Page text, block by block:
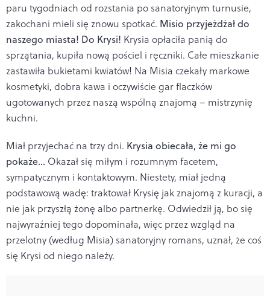
paru tygodniach od rozstania po sanatoryjnym turnusie,
zakochani mieli się znowu spotkać. Misio przyjeżdżał do
naszego miasta! Do Krysi! Krysia opłaciła panią do
sprzątania, kupiła nową pościel i ręczniki. Całe mieszkanie
zastawiła bukietami kwiatów! Na Misia czekały markowe
kosmetyki, dobra kawa i oczywiście gar flaczków
ugotowanych przez naszą wspólną znajomą – mistrzynię
kuchni.
Miał przyjechać na trzy dni. Krysia obiecała, że mi go
pokaże… Okazał się miłym i rozumnym facetem,
sympatycznym i kontaktowym. Niestety, miał jedną
podstawową wadę: traktował Krysię jak znajomą z kuracji, a
nie jak przyszłą żonę albo partnerkę. Odwiedził ją, bo się
najwyraźniej tego dopominała, więc przez wzgląd na
przelotny (według Misia) sanatoryjny romans, uznał, że coś
się Krysi od niego należy.